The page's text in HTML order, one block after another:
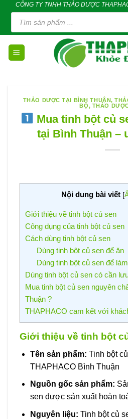
content
CÔNG TY TNHH THẢO DƯỢC
Tìm
kiếm
phẩm
THẢO DƯỢC TẠI BÌNH THUẬN,
BỘ, THẢO
Mua tinh bột củ
tại Bình Thuận –
Nội dung bài viết [
Giới thiệu về tinh bột củ sen
Công dụng của tinh bột củ sen
Cách dùng tinh bột củ sen
Dùng tinh bột củ sen để ăn
Dùng tinh bột củ sen để
Dùng tinh bột củ sen có cần
Mua tinh bột củ sen nguyên
Thuận ?
THAPHACO cam kết với
Giới thiệu về tinh bột
Tên sản phẩm: Tinh bột
THAPHACO Bình Thuận
Nguồn gốc sản phẩm:
sen được sản xuất hoàn
Nguyên liệu: Tinh bột củ